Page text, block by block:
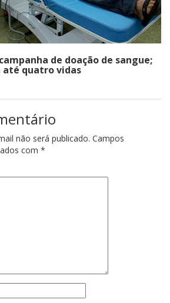
de doação de sangue;
até quatro vidas
não será publicado. Campos
com *